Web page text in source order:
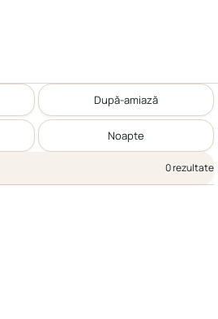
După-amiază
Noapte
0 rezultate